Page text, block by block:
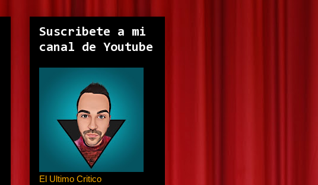
Suscribete a mi
canal de Youtube
El Ultimo Critico